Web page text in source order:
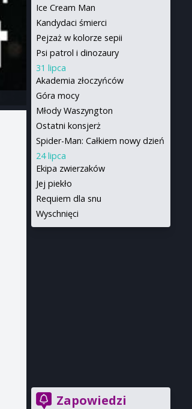
Ice Cream Man
Kandydaci śmierci
Pejzaż w kolorze sepii
Psi patrol i dinozaury
31 lipca
Akademia złoczyńców
Góra mocy
Młody Waszyngton
Ostatni konsjerż
Spider-Man: Całkiem nowy dzień
24 lipca
Ekipa zwierzaków
Jej piekło
Requiem dla snu
Wyschnięci
Zapowiedzi